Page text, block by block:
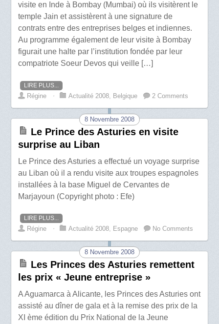
visite en Inde à Bombay (Mumbai) où ils visitèrent le
temple Jain et assistèrent à une signature de
contrats entre des entreprises belges et indiennes.
Au programme également de leur visite à Bombay
figurait une halte par l’institution fondée par leur
compatriote Soeur Devos qui veille […]
LIRE PLUS...
Régine ⋅ Actualité 2008 Belgique 2 Comments
8 Novembre 2008
Le Prince des Asturies en visite
surprise au Liban
Le Prince des Asturies a effectué un voyage surprise
au Liban où il a rendu visite aux troupes espagnoles
installées à la base Miguel de Cervantes de
Marjayoun (Copyright photo : Efe)
LIRE PLUS...
Régine ⋅ Actualité 2008 Espagne No Comments
8 Novembre 2008
Les Princes des Asturies remettent
les prix « Jeune entreprise »
A Aguamarca à Alicante, les Princes des Asturies ont
assisté au dîner de gala et à la remise des prix de la
XI ème édition du Prix National de la Jeune